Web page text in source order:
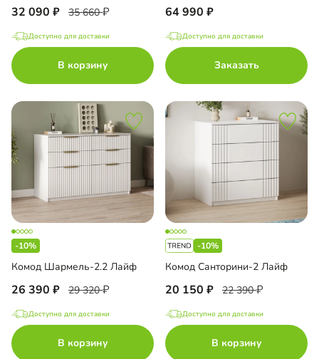
32 090 35 660
Доступно для доставки
В корзину
64 990
Доступно для доставки
Заказать
-10%
Комод Шармель-2.2 Лайф
26 390 29 320
Доступно для доставки
В корзину
-10%
Комод Санторини-2 Лайф
20 150 22 390
Доступно для доставки
В корзину